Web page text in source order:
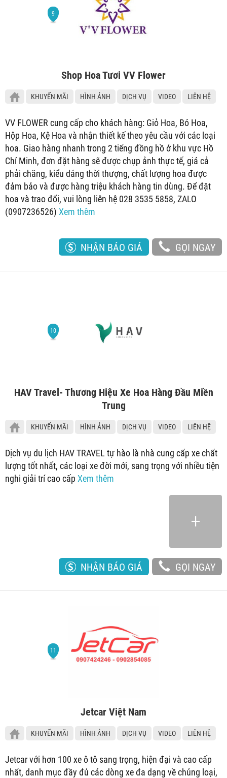
Shop Hoa Tươi VV Flower
KHUYẾN MÃI HÌNH ẢNH DỊCH VỤ VIDEO LIÊN HỆ
VV FLOWER cung cấp cho khách hàng: Giỏ Hoa, Bó Hoa,
Hộp Hoa, Kệ Hoa và nhận thiết kế theo yêu cầu với các loại
hoa. Giao hàng nhanh trong 2 tiếng đồng hồ ở khu vực Hồ
Chí Minh, đơn đặt hàng sẽ được chụp ảnh thực tế, giá cả
phải chăng, kiểu dáng thời thượng, chất lượng hoa được
đảm bảo và được hàng triệu khách hàng tin dùng. Để đặt
hoa và trao đổi, vui lòng liên hệ 028 3535 5858, ZALO
(0907236526) Xem thêm
NHẬN BÁO GIÁ GỌI NGAY
HAV Travel- Thương Hiệu Xe Hoa Hàng Đầu Miền
Trung
KHUYẾN MÃI HÌNH ẢNH DỊCH VỤ VIDEO LIÊN HỆ
Dịch vụ du lịch HAV TRAVEL tự hào là nhà cung cấp xe chất
lượng tốt nhất, các loại xe đời mới, sang trọng với nhiều tiện
nghi giải trí cao cấp Xem thêm
NHẬN BÁO GIÁ GỌI NGAY
Jetcar Việt Nam
KHUYẾN MÃI HÌNH ẢNH DỊCH VỤ VIDEO LIÊN HỆ
Jetcar với hơn 100 xe ô tô sang trọng, hiện đại và cao cấp
nhất, danh mục đầy đủ các dòng xe đa dạng về chủng loại,